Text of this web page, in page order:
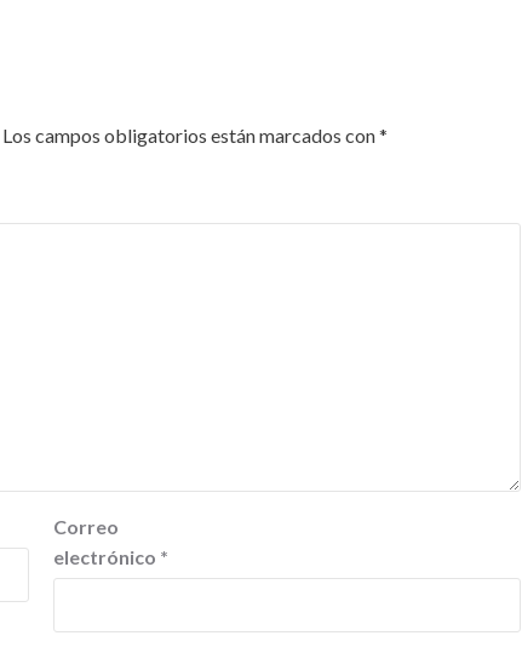
Los campos obligatorios están marcados con*
Correo
electrónico *